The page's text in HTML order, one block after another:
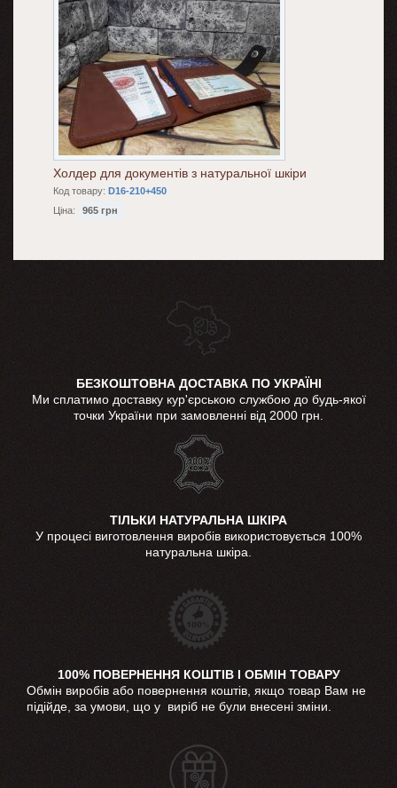
Холдер для документів з натуральної шкіри
Код товару: D16-210+450
Ціна:
965 грн
БЕЗКОШТОВНА ДОСТАВКА ПО УКРАЇНІ
Ми сплатимо доставку кур'єрською службою до будь-якої
точки України при замовленні від 2000 грн.
ТІЛЬКИ НАТУРАЛЬНА ШКІРА
У процесі виготовлення виробів використовується 100%
натуральна шкіра.
100% ПОВЕРНЕННЯ КОШТІВ І ОБМІН ТОВАРУ
Обмін виробів або повернення коштів, якщо товар Вам не
підійде, за умови, що у виріб не були внесені зміни.